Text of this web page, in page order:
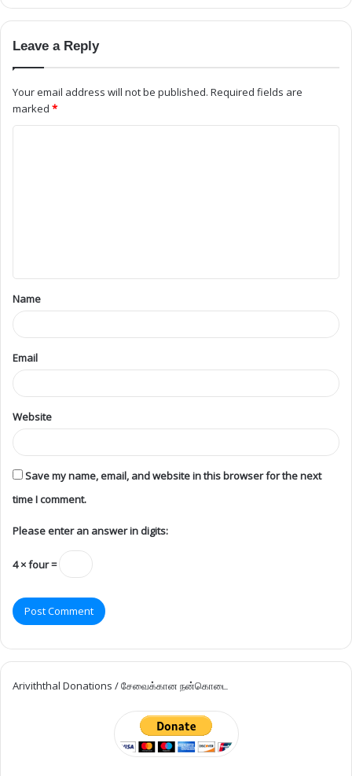
Leave a Reply
Your email address will not be published. Required fields are
marked *
Name
Email
Website
Save my name, email, and website in this browser for the next
time I comment.
Please enter an answer in digits:
4 × four =
Ariviththal Donations / சேவைக்கான நன்கொடை